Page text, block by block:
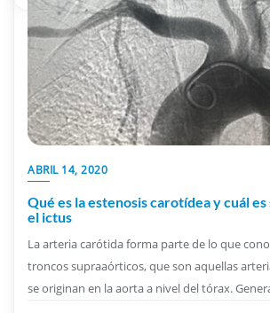
ABRIL 14, 2020
Qué es la estenosis carotídea y cuál
el ictus
La arteria carótida forma parte de lo que
troncos supraaórticos, que son aquellas
se originan en la aorta a nivel del tórax.